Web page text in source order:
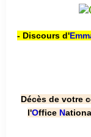
- Discours d'
Décès de votre
l'Office N